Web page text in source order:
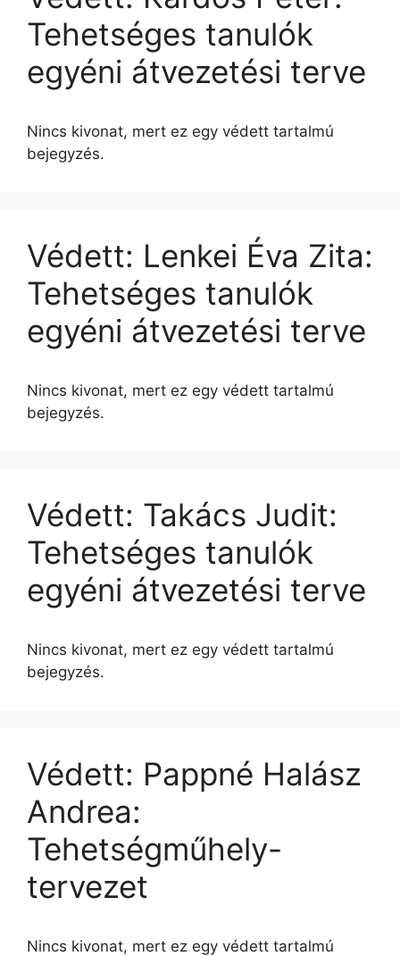
Tehetséges tanulók
egyéni átvezetési terve
Nincs kivonat, mert ez egy védett tartalmú
bejegyzés.
Védett: Lenkei Éva Zita:
Tehetséges tanulók
egyéni átvezetési terve
Nincs kivonat, mert ez egy védett tartalmú
bejegyzés.
Védett: Takács Judit:
Tehetséges tanulók
egyéni átvezetési terve
Nincs kivonat, mert ez egy védett tartalmú
bejegyzés.
Védett: Pappné Halász
Andrea:
Tehetségműhely-
tervezet
Nincs kivonat, mert ez egy védett tartalmú